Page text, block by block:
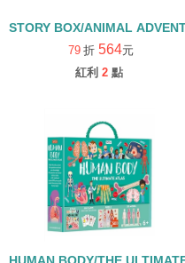
STORY BOX/ANIMAL
79 折 564元
紅利 2 點